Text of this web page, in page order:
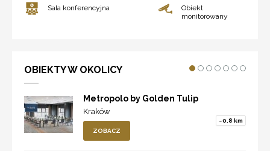
Sala konferencyjna
Obiekt
monitorowany
OBIEKTY W OKOLICY
Metropolo by Golden Tulip
Kraków
~0.8 km
ZOBACZ